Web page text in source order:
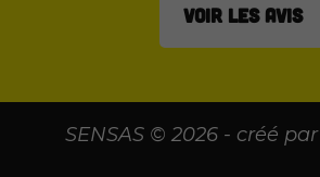
VOIR LES AVIS
SENSAS © 2026 - créé par